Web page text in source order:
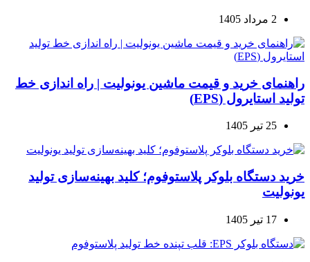
2 مرداد 1405
راهنمای خرید و قیمت ماشین یونولیت | راه اندازی خط
تولید استایرول (EPS)
25 تیر 1405
خرید دستگاه بلوکر پلاستوفوم؛ کلید بهینه‌سازی تولید
یونولیت
17 تیر 1405